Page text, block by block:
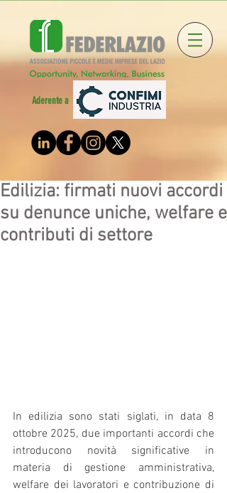
Aderente a
Edilizia: firmati nuovi accordi
su denunce uniche, welfare e
contributi di settore
In edilizia sono stati siglati, in data 8
ottobre 2025, due importanti accordi che
introducono novità significative in
materia di gestione amministrativa,
welfare dei lavoratori e contribuzione di